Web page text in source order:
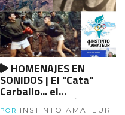
HOMENAJES EN
SONIDOS | El "Cata"
Carballo... el
combatiente olímpico
POR INSTINTO AMATEUR